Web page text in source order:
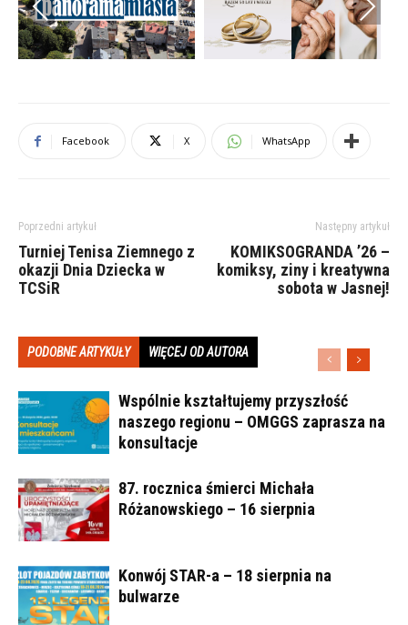
Previous Next
Facebook X WhatsApp
Poprzedni artykuł
Turniej Tenisa Ziemnego z
okazji Dnia Dziecka w
TCSiR
Następny artykuł
KOMIKSOGRANDA ’26 –
komiksy, ziny i kreatywna
sobota w Jasnej!
PODOBNE ARTYKUŁY WIĘCEJ OD AUTORA
Wspólnie kształtujemy przyszłość
naszego regionu – OMGGS zaprasza na
konsultacje
87. rocznica śmierci Michała
Różanowskiego – 16 sierpnia
Konwój STAR-a – 18 sierpnia na
bulwarze